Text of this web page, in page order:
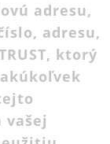
adresu,
adresu,
ktorý
vašej